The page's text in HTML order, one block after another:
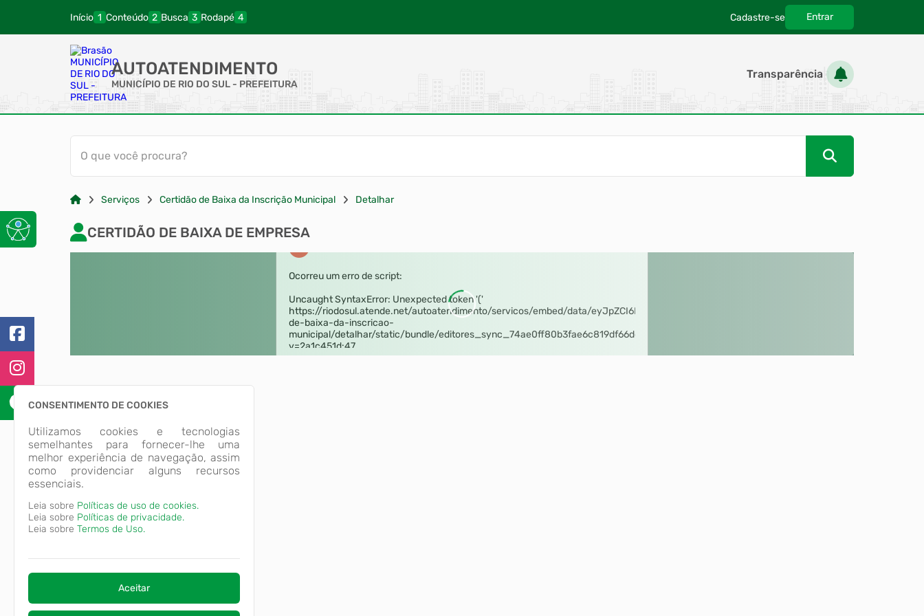
Início Conteúdo Busca Rodapé Cadastre-se Entrar
AUTOATENDIMENTO
MUNICÍPIO DE RIO DO SUL - PREFEITURA
Transparência
O que você procura?
Serviços Certidão de Baixa da Inscrição Municipal Detalhar
CONSENTIMENTO DE COOKIES
Utilizamos cookies e tecnologias
semelhantes para fornecer-lhe uma
melhor experiência de navegação, assim
como providenciar alguns recursos
essenciais.
Leia sobre Políticas de uso de cookies.
Leia sobre Políticas de privacidade.
Leia sobre Termos de Uso.
Aceitar
CERTIDÃO DE BAIXA DE EMPRESA